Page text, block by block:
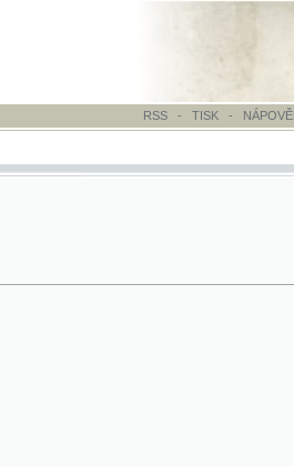
RSS - TISK-NÁPOVĚDA - ODKAZY -